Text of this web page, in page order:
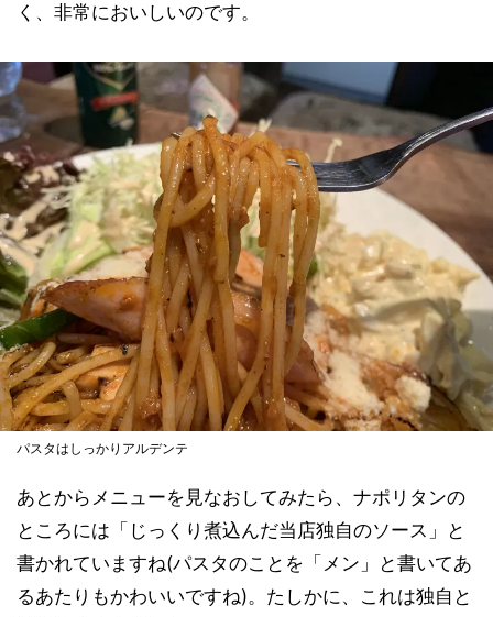
く、非常においしいのです。
パスタはしっかりアルデンテ
あとからメニューを見なおしてみたら、ナポリタンの
ところには「じっくり煮込んだ当店独自のソース」と
書かれていますね(パスタのことを「メン」と書いてあ
るあたりもかわいいですね)。たしかに、これは独自と